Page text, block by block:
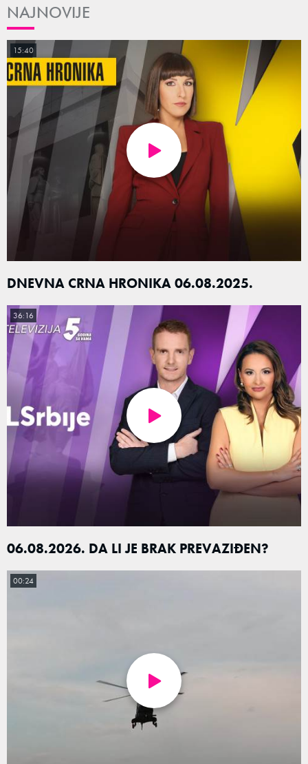
NAJNOVIJE
DNEVNA CRNA HRONIKA 06.08.2025.
15:40
06.08.2026. DA LI JE BRAK PREVAZIĐEN?
36:16
00:24